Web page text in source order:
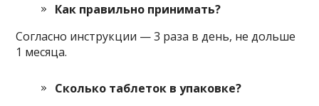
Как правильно принимать?
Согласно инструкции — 3 раза в день, не дольше
1 месяца.
Сколько таблеток в упаковке?